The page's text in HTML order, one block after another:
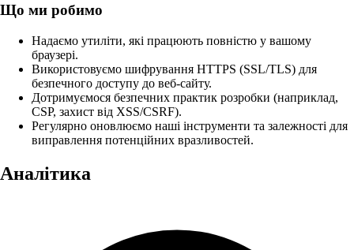
Що ми робимо
Надаємо утиліти, які працюють повністю у вашому
браузері.
Використовуємо шифрування HTTPS (SSL/TLS) для
безпечного доступу до веб-сайту.
Дотримуємося безпечних практик розробки (наприклад,
CSP, захист від XSS/CSRF).
Регулярно оновлюємо наші інструменти та залежності для
виправлення потенційних вразливостей.
Аналітика